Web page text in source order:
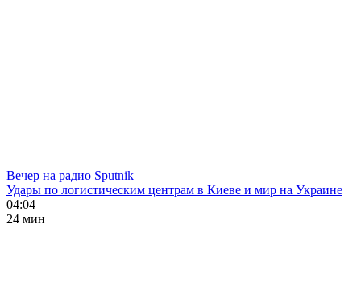
Вечер на радио Sputnik
Удары по логистическим центрам в Киеве и мир на Украине
04:04
24 мин